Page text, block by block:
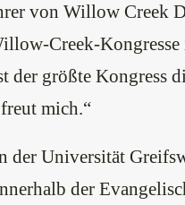
von Willow Creek
Creek-
größte Kongress
mich.“
der Universität
der